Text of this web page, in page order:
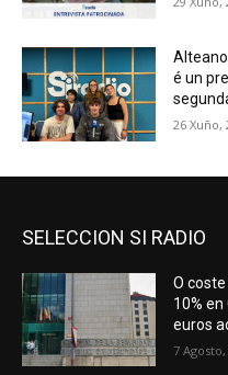
é un
26 Xuño,
SELECCION SI RADIO
O
10%
euros
7